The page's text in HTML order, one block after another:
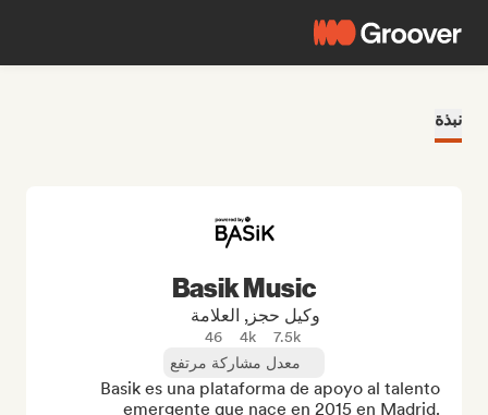
نبذة
Basik Music
وكيل حجز, العلامة
7.5k
4k
46
معدل مشاركة مرتفع
Basik es una plataforma de apoyo al talento
emergente que nace en 2015 en Madrid.